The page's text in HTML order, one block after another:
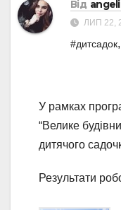
Від
ЛИП 22,
#дитсадок,
У рамках
“Велике
дитячого
Результати